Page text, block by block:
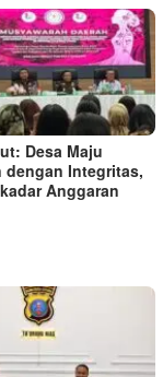
Desa Maju
dengan Integritas,
Anggaran